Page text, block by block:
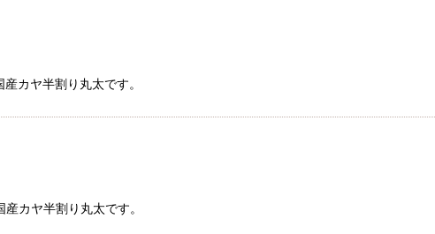
ヤ半割り丸太です。
ヤ半割り丸太です。